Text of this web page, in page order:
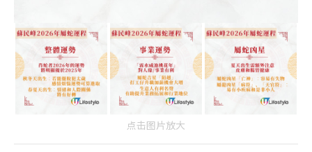
点击图片放大